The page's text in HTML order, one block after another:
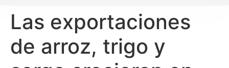
Las exportaciones
de arroz, trigo y